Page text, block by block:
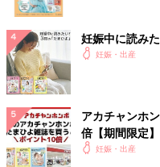
3:00
相変わらず子宮口5cm
「無痛にしたい」と訴える
「せめて先生と話させて！
「麻酔は夜は打てない、少
と訴えは無視される
でもその直後、ドクターが
サインが出てることに気づく
妊娠中に読み
妊娠・出産
アカチャンホ
倍【期間限定】
妊娠・出産